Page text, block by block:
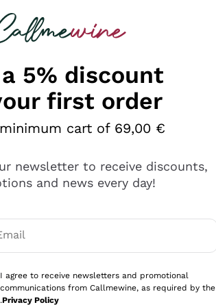
5% discount
first order
cart of 69,00 €
newsletter to receive discounts,
and news every day!
I agree to receive newsletters and promotional
communications from Callmewine, as required by the
.Privacy Policy